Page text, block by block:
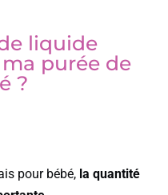
liquide
purée de
?
pour bébé, la quantité